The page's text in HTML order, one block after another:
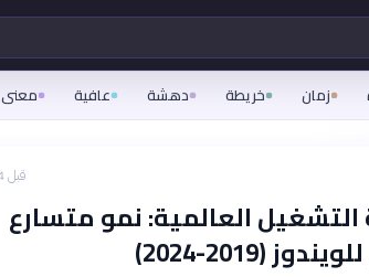
زمان خريطة دهشة عافية معنى
قبل 4 أشهر
العالمية: نمو متسارع
(2019-2024)